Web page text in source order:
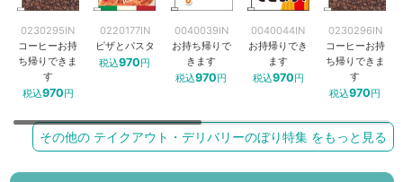
0230295IN
コーヒーお持
ち帰りできま
す
税込970円
0220177IN
ピザとパスタ
税込970円
0040039IN
お持ち帰りで
きます
税込970円
0040044IN
お持帰りでき
ます
税込970円
0230296IN
コーヒーお持
ち帰りできま
す
税込970円
その他の テイクアウト・デリバリーのぼり特集 をもっと見る